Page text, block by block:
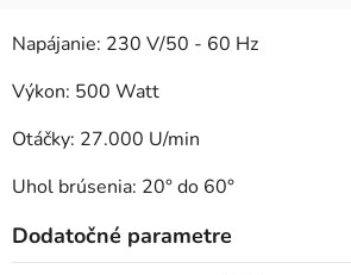
Napájanie: 230 V/50 - 60 Hz
Výkon: 500 Watt
Otáčky: 27.000 U/min
Uhol brúsenia: 20° do 60°
Dodatočné parametre